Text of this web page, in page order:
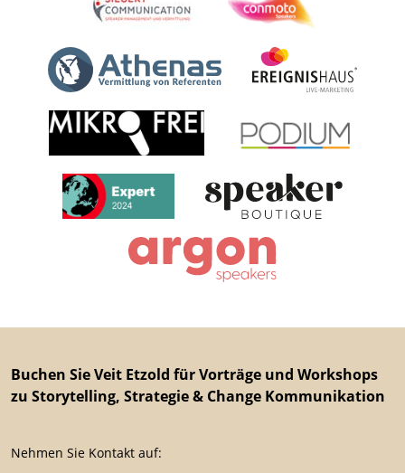
Buchen Sie Veit Etzold für Vorträge und Workshops
zu Storytelling, Strategie & Change Kommunikation
Nehmen Sie Kontakt auf: